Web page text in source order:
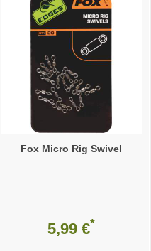
Fox Micro Rig Swivel
5,99 €*